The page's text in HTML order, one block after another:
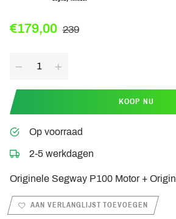
€179,00 239
KOOP NU
Op voorraad
2-5 werkdagen
Originele Segway P100 Motor +
AAN VERLANGLIJST TOEVOEGEN